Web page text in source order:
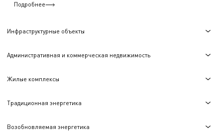
Подробнее
Инфраструктурные объекты
Административная и коммерческая недвижимость
Жилые комплексы
Традиционная энергетика
Возобновляемая энергетика